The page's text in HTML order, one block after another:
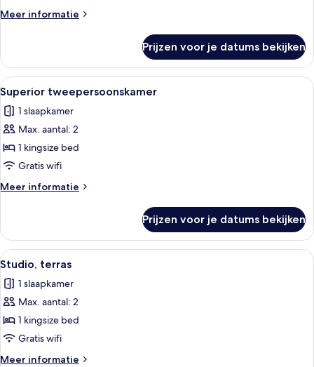
2
Meer informatie
Meer
kamer,
twee-
2
eenpersoonsbedden
Prijzen voor je datums bekijken
Alle
foto's
voor
Superior
tweepersoonskamer
laden
Een hotelkamer met een bed, een
4
Superior tweepersoonskamer
1 slaapkamer
Max. aantal: 2
1 kingsize bed
Gratis wifi
Meer informatie
Meer
tweepersoonskamer
Prijzen voor je datums bekijken
Alle
foto's
voor
Studio,
terras
laden
Een moderne hotelkamer met een
1
Studio, terras
1 slaapkamer
Max. aantal: 2
1 kingsize bed
Gratis wifi
Meer informatie
Meer